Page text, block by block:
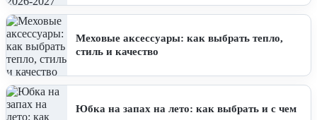
Меховые аксессуары: как выбрать тепло,
стиль и качество
Юбка на запах на лето: как выбрать и с чем